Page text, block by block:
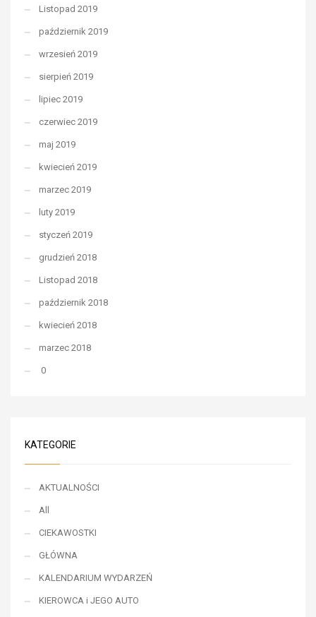
Listopad 2019
październik 2019
wrzesień 2019
sierpień 2019
lipiec 2019
czerwiec 2019
maj 2019
kwiecień 2019
marzec 2019
luty 2019
styczeń 2019
grudzień 2018
Listopad 2018
październik 2018
kwiecień 2018
marzec 2018
0
KATEGORIE
AKTUALNOŚCI
All
CIEKAWOSTKI
GŁÓWNA
KALENDARIUM WYDARZEŃ
KIEROWCA i JEGO AUTO